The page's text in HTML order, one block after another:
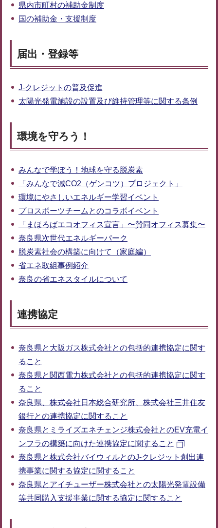
県内市町村の補助金制度
国の補助金・支援制度
届出・登録等
J-クレジットの普及促進
太陽光発電施設の設置及び維持管理等に関する条例
環境を守ろう！
みんなで学ぼう！地球を守る脱炭素
「みんなで減CO2（ゲンコツ）プロジェクト」
環境にやさしいエネルギー学習イベント
プロスポーツチームとのコラボイベント
「まほろばエコオフィス宣言」〜賛同オフィス募集〜
奈良県次世代エネルギーパーク
脱炭素社会の構築に向けて（家庭編）
省エネ取組事例紹介
奈良の省エネスタイルについて
連携協定
奈良県と大阪ガス株式会社との包括的連携協定に関す
ること
奈良県と関西電力株式会社との包括的連携協定に関す
ること
奈良県、株式会社日本総合研究所、株式会社三井住友
銀行との連携協定に関すること
奈良県とミライズエネチェンジ株式会社とのEV充電イ
ンフラの構築に向けた連携協定に関すること
奈良県と株式会社バイウィルとのJ-クレジット創出連
携事業に関する協定に関すること
奈良県とアイチューザー株式会社との太陽光発電設備
等共同購入支援事業に関する協定に関すること